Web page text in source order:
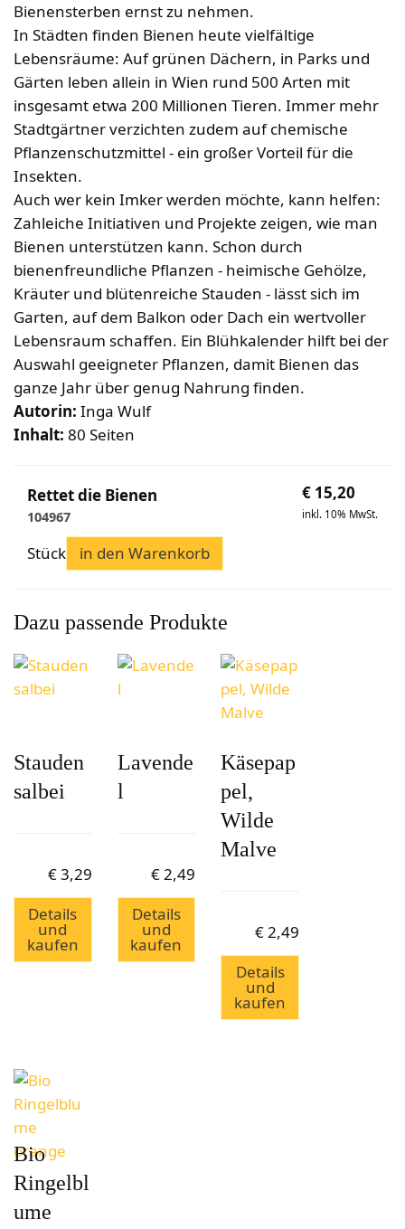
Wabenhonigwelt
Rähmchen & Zubehör
Diverses
Lagerung
Propolisernte
Pollenernte
Stockwaagen
Bienenluft
Fachliteratur
Imkerei
Bienengesundheit
Bienenweide
Honig & Bienenprodukte
Königinnenzucht
Diverse Fachliteratur
Mundhygiene
Geschenke/Diverses
Bienensterben ernst zu nehmen.
In Städten finden Bienen heute vielfältige
Lebensräume: Auf grünen Dächern, in Parks und
Gärten leben allein in Wien rund 500 Arten mit
insgesamt etwa 200 Millionen Tieren. Immer mehr
Stadtgärtner verzichten zudem auf chemische
Pflanzenschutzmittel - ein großer Vorteil für die
Insekten.
Auch wer kein Imker werden möchte, kann helfen:
Zahleiche Initiativen und Projekte zeigen, wie man
Bienen unterstützen kann. Schon durch
bienenfreundliche Pflanzen - heimische Gehölze,
Kräuter und blütenreiche Stauden - lässt sich im
Garten, auf dem Balkon oder Dach ein wertvoller
Lebensraum schaffen. Ein Blühkalender hilft bei der
Auswahl geeigneter Pflanzen, damit Bienen das
ganze Jahr über genug Nahrung finden.
Autorin: Inga Wulf
Inhalt: 80 Seiten
Rettet die Bienen
104967
€ 15,20
inkl. 10% MwSt.
Stück in den Warenkorb
Dazu passende Produkte
Stauden
salbei
€3,29
Details
und
kaufen
Lavende
l
€2,49
Details
und
kaufen
Käsepap
pel,
Wilde
Malve
€2,49
Details
und
kaufen
Bio
Ringelbl
ume